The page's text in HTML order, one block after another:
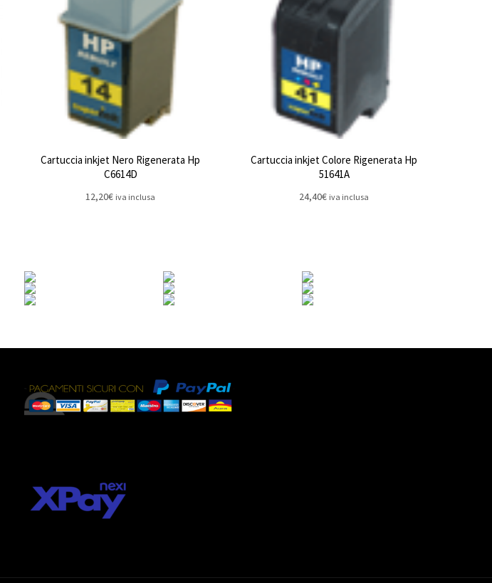
Cartuccia inkjet Nero Rigenerata Hp
C6614D
12,20€ iva inclusa
Cartuccia inkjet Colore Rigenerata Hp
51641A
24,40€ iva inclusa